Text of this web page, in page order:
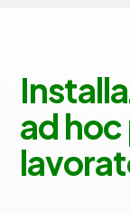
ad